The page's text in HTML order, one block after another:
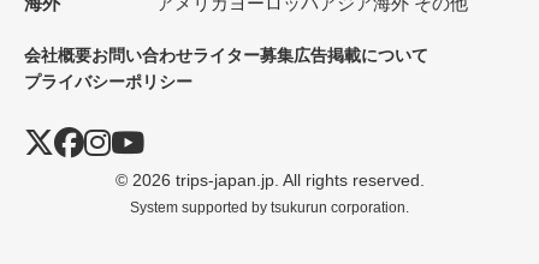
会社概要お問い合わせライター募集広告掲載について
プライバシーポリシー
© 2026 trips-japan.jp. All rights reserved.
System supported by tsukurun corporation.